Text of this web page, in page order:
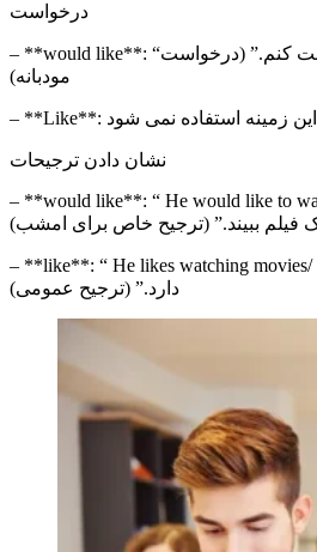
درخواست
– **would like**: “من می خواهم با شما صحبت کنم.” (درخواست
مودبانه)
– **Like
نشان دادن ترجیحات
– **would like**: “ He would like to
ببیند.” (ترجیح خاص برای امشب)
– **like**: “ He likes watching movies/ او فیلم دیدن را دوست
دارد.” (ترجیح عمومی)